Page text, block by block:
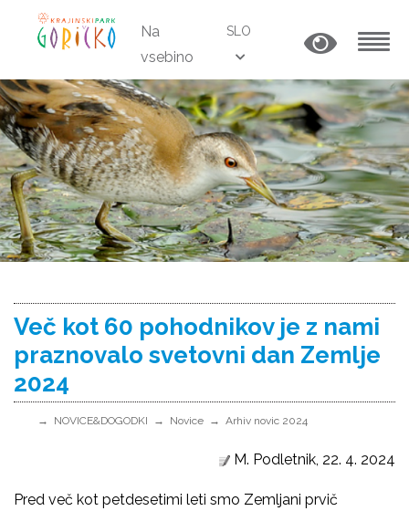
Na
vsebino
SLO
Več kot 60 pohodnikov je z nami
praznovalo svetovni dan Zemlje
2024
NOVICE&DOGODKI Novice Arhiv novic 2024
M. Podletnik, 22. 4. 2024
Pred več kot petdesetimi leti smo Zemljani prvič